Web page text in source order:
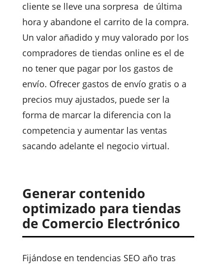
cliente se lleve una sorpresa de última
hora y abandone el carrito de la compra.
Un valor añadido y muy valorado por los
compradores de tiendas online es el de
no tener que pagar por los gastos de
envío. Ofrecer gastos de envío gratis o a
precios muy ajustados, puede ser la
forma de marcar la diferencia con la
competencia y aumentar las ventas
sacando adelante el negocio virtual.
Generar contenido
optimizado para tiendas
de Comercio Electrónico
Fijándose en tendencias SEO año tras